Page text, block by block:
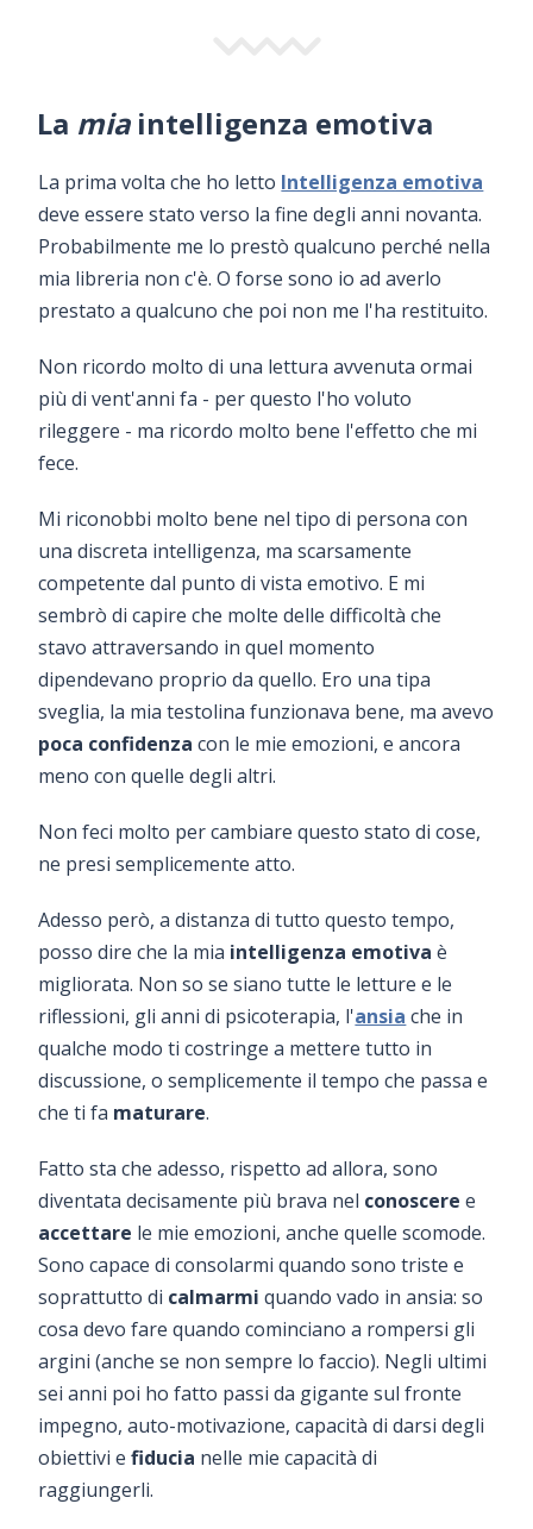
La mia intelligenza emotiva
La prima volta che ho letto Intelligenza emotiva
deve essere stato verso la fine degli anni novanta.
Probabilmente me lo prestò qualcuno perché nella
mia libreria non c'è. O forse sono io ad averlo
prestato a qualcuno che poi non me l'ha restituito.
Non ricordo molto di una lettura avvenuta ormai
più di vent'anni fa - per questo l'ho voluto
rileggere - ma ricordo molto bene l'effetto che mi
fece.
Mi riconobbi molto bene nel tipo di persona con
una discreta intelligenza, ma scarsamente
competente dal punto di vista emotivo. E mi
sembrò di capire che molte delle difficoltà che
stavo attraversando in quel momento
dipendevano proprio da quello. Ero una tipa
sveglia, la mia testolina funzionava bene, ma avevo
poca confidenza con le mie emozioni, e ancora
meno con quelle degli altri.
Non feci molto per cambiare questo stato di cose,
ne presi semplicemente atto.
Adesso però, a distanza di tutto questo tempo,
posso dire che la mia intelligenza emotiva è
migliorata. Non so se siano tutte le letture e le
riflessioni, gli anni di psicoterapia, l'ansia che in
qualche modo ti costringe a mettere tutto in
discussione, o semplicemente il tempo che passa e
che ti fa maturare.
Fatto sta che adesso, rispetto ad allora, sono
diventata decisamente più brava nel conoscere e
accettare le mie emozioni, anche quelle scomode.
Sono capace di consolarmi quando sono triste e
soprattutto di calmarmi quando vado in ansia: so
cosa devo fare quando cominciano a rompersi gli
argini (anche se non sempre lo faccio). Negli ultimi
sei anni poi ho fatto passi da gigante sul fronte
impegno, auto-motivazione, capacità di darsi degli
obiettivi efiducia nelle mie capacità di
raggiungerli.